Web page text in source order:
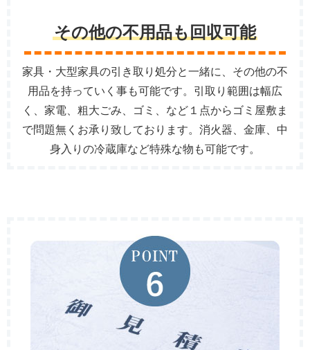
その他の不用品も回収可能
家具・大型家具の引き取り処分と一緒に、その他の不
用品を持っていく事も可能です。引取り範囲は幅広
く、家電、粗大ごみ、ゴミ、など１点からゴミ屋敷ま
で問題無くお承り致しております。消火器、金庫、中
身入りの冷蔵庫など特殊な物も可能です。